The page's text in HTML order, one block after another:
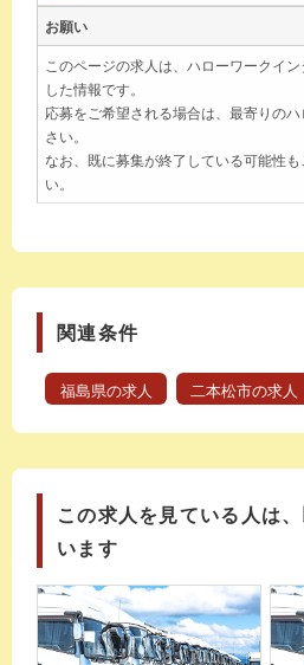
お願い
このページの求人は、ハローワークイ
した情報です。
応募をご希望される場合は、最寄りの
さい。
なお、既に募集が終了している可能性
い。
関連条件
福島県の求人 二本松市の求人
この求人を見ている人は
います